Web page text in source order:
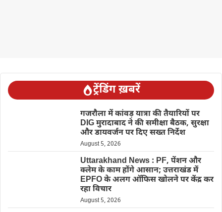
ट्रेंडिंग ख़बरें
गजरौला में कांवड़ यात्रा की तैयारियों पर
DIG मुरादाबाद ने की समीक्षा बैठक, सुरक्षा
और डायवर्जन पर दिए सख्त निर्देश
August 5, 2026
Uttarakhand News : PF, पेंशन और
क्लेम के काम होंगे आसान; उत्तराखंड में
EPFO के अलग ऑफिस खोलने पर केंद्र कर
रहा विचार
August 5, 2026